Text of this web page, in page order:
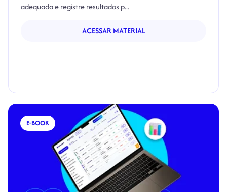
adequada e registre resultados p...
ACESSAR MATERIAL
E-BOOK